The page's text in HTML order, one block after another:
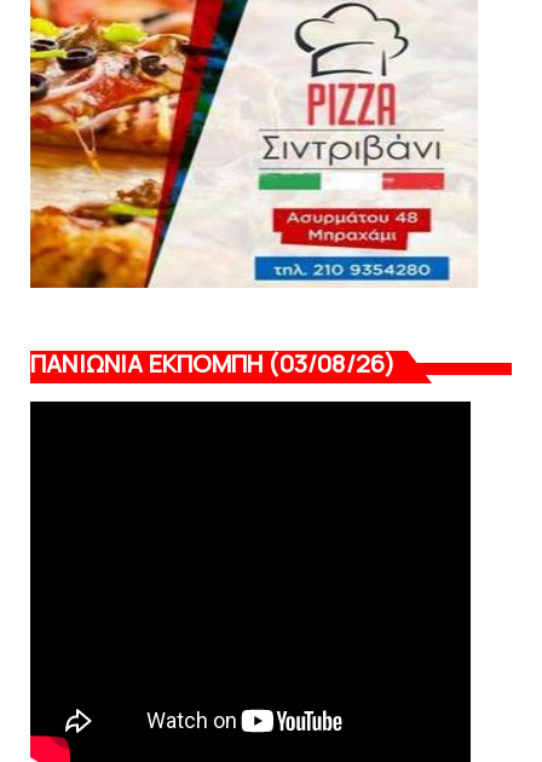
Πανιώνια Εκπομπή: Ραντεβού απόψε στις
21:00 - Όλη η επικαιρό...
August 03, 2026
ΠΑΝΙΩΝΙΑ ΕΚΠΟΜΠΗ (03/08/26)